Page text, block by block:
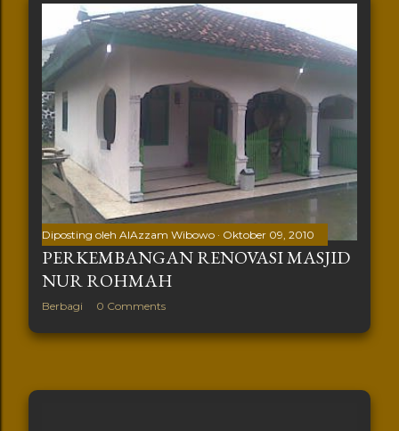
Diposting oleh AlAzzam Wibowo Oktober 09, 2010
PERKEMBANGAN RENOVASI MASJID
NUR ROHMAH
Berbagi 0 Comments